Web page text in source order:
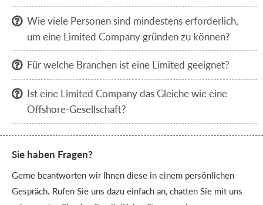
 Wie viele Personen sind mindestens erforderlich,
um eine Limited Company gründen zu können?
 Für welche Branchen ist eine Limited geeignet?
 Ist eine Limited Company das Gleiche wie eine
Offshore-Gesellschaft?
Sie haben Fragen?
Gerne beantworten wir Ihnen diese in einem persönlichen
Gespräch. Rufen Sie uns dazu einfach an, chatten Sie mit uns